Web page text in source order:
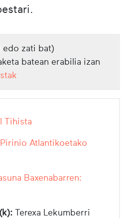
edo zati bat)
batean erabilia izan
Tihista
Pirinio Atlantikoetako
Baxenabarren:
Terexa Lekumberri